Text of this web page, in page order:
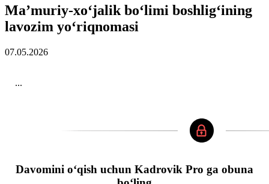
Ma’muriy-хoʻjalik boʻlimi boshligʻining
lavozim yoʻriqnomasi
07.05.2026
...
Davomini oʻqish uchun Kadrovik Pro ga obuna